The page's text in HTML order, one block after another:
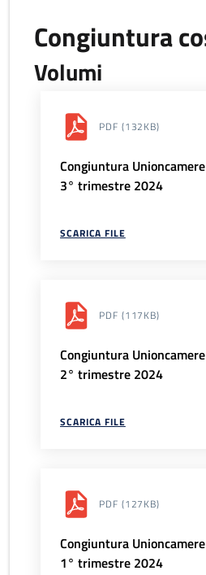
Congiuntura
Volumi
PDF (132KB)
Congiuntura
3° trimestre 2024
SCARICA FILE
PDF (117KB)
Congiuntura
2° trimestre 2024
SCARICA FILE
PDF (127KB)
Congiuntura
1° trimestre 2024